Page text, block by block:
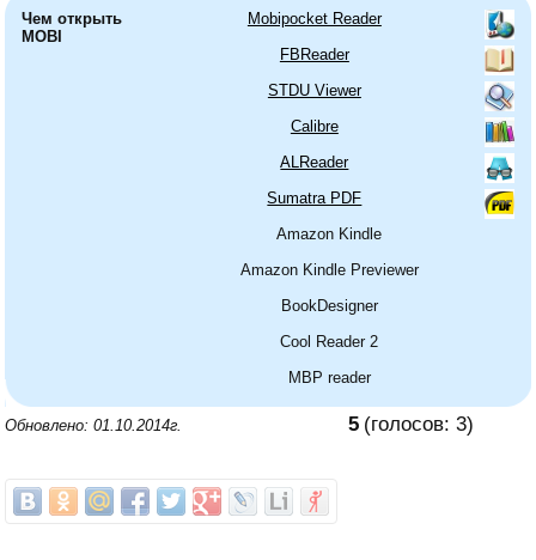
Чем открыть
MOBI
Mobipocket Reader
FBReader
STDU Viewer
Calibre
ALReader
Sumatra PDF
Amazon Kindle
Amazon Kindle Previewer
BookDesigner
Cool Reader 2
MBP reader
Обновлено: 01.10.2014г. 5 (голосов:3)